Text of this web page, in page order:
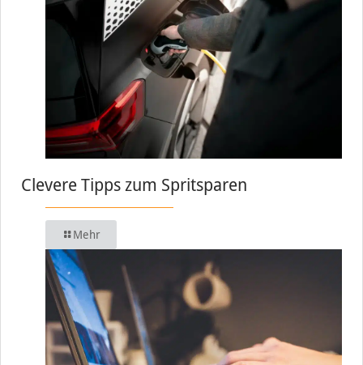
Clevere Tipps zum Spritsparen
Mehr